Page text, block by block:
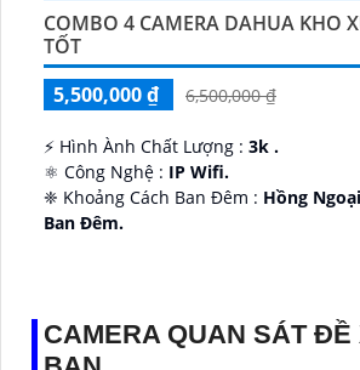
COMBO 4 CAMERA DAHUA KHO
TỐT
5,500,000 ₫
6,500,000 ₫
️⚡ Hình Ành Chất Lượng : 3k .
⚛️ Công Nghệ : IP Wifi.
❈ Khoảng Cách Ban Đêm : Hồng
Ban Ðêm.
CAMERA QUAN SÁT ĐỀ